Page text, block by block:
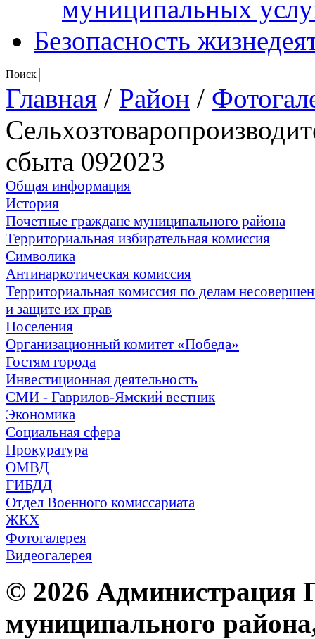
муниципальных
Безопасность
Поиск
Главная / Район /
сбыта 092023
Общая информация
История
Почетные граждане муниципального района
Территориальная избирательная комиссия
Символика
Антинаркотическая комиссия
Территориальная комиссия по делам
и защите их прав
Поселения
Организационный комитет «Победа»
Гостям города
Инвестиционная деятельность
СМИ - Гаврилов-Ямский вестник
Экономика
Социальная сфера
Прокуратура
ОМВД
ГИБДД
Отдел Военного комиссариата
ЖКХ
Фотогалерея
Видеогалерея
© 2026 Администрация
муниципального